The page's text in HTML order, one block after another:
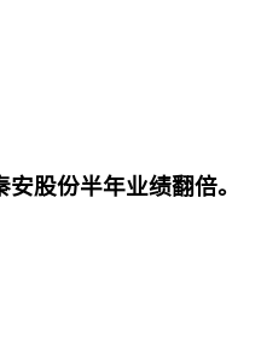
股份半年业绩翻倍。